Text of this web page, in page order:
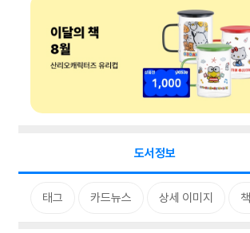
도서정보
태그 카드뉴스 상세 이미지